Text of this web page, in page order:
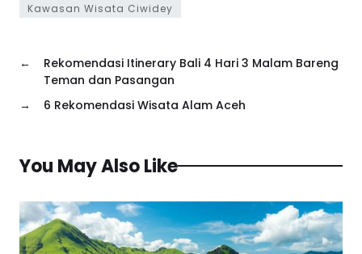
Kawasan Wisata Ciwidey
←
Rekomendasi Itinerary Bali 4 Hari 3 Malam Bareng
Teman dan Pasangan
→
6 Rekomendasi Wisata Alam Aceh
You May Also Like